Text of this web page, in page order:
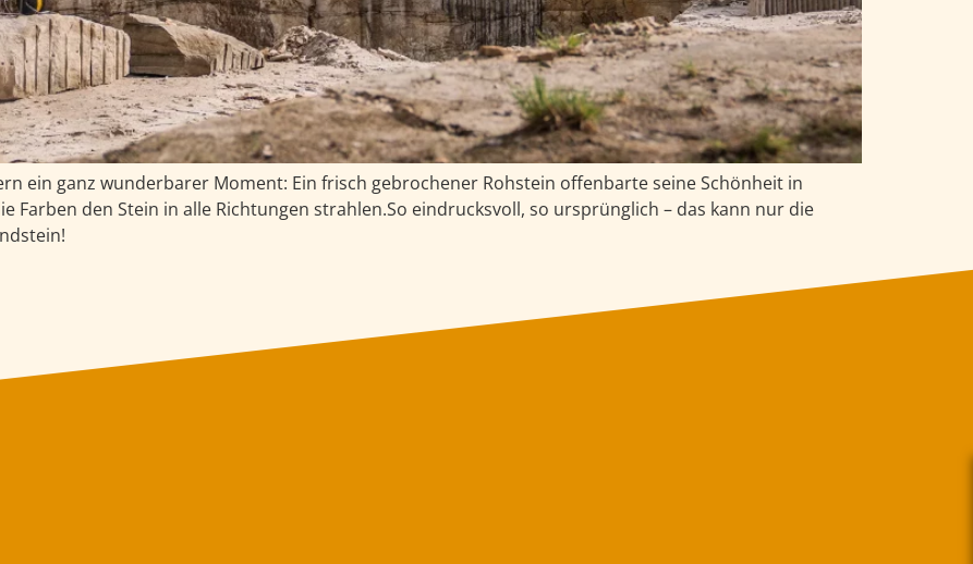
ein ganz wunderbarer Moment: Ein frisch gebrochener Rohstein offenbarte seine Schönheit in
Farben den Stein in alle Richtungen strahlen.So eindrucksvoll, so ursprünglich – das kann nur die